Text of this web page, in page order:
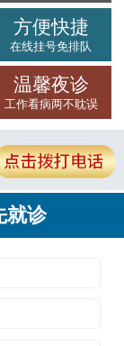
方便快捷
在线挂号免排队
温馨夜诊
工作看病两不耽误
就诊